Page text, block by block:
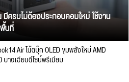
ครบไม่ต้องประกอบคอมใหม่ ใช้งาน
นที่
14 Air โน้ตบุ๊ก OLED ขุมพลังใหม่ AMD
บางเฉียบดีไซน์พรีเมียม